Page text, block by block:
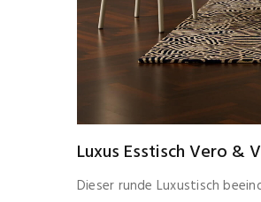
Luxus Esstisch Vero &
Dieser runde Luxustisch